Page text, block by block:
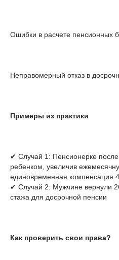
Ошибки в расчете пенсионных
Неправомерный отказ в
Примеры из практики
✔ Случай 1: Пенсионерке
ребенком, увеличив
единовременная компенсация
✔ Случай 2: Мужчине вернули
стажа для досрочной пенсии
Как проверить свои права?